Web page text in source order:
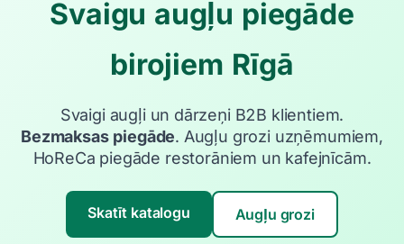
Svaigu augļu piegāde
birojiem Rīgā
Svaigi augļi un dārzeņi B2B klientiem.
Bezmaksas piegāde. Augļu grozi uzņēmumiem,
HoReCa piegāde restorāniem un kafejnīcām.
Skatīt katalogu Augļu grozi